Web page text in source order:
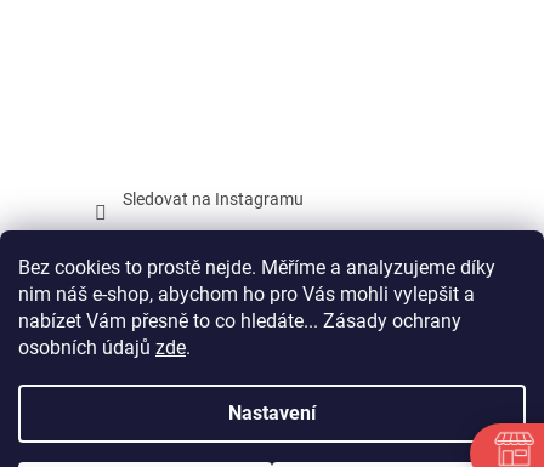
Bez cookies to prostě nejde. Měříme a analyzujeme díky
nim náš e-shop, abychom ho pro Vás mohli vylepšit a
nabízet Vám přesně to co hledáte... Zásady ochrany
osobních údajů zde.
Nastavení
Sledovat na Instagramu
Facebook